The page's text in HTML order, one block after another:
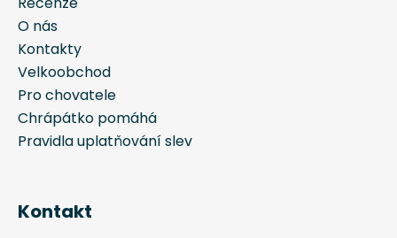
O nás
Kontakty
Velkoobchod
Pro chovatele
Chrápátko pomáhá
Pravidla uplatňování slev
Kontakt